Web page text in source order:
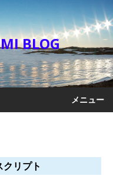
BLOG
メニュー
リプト